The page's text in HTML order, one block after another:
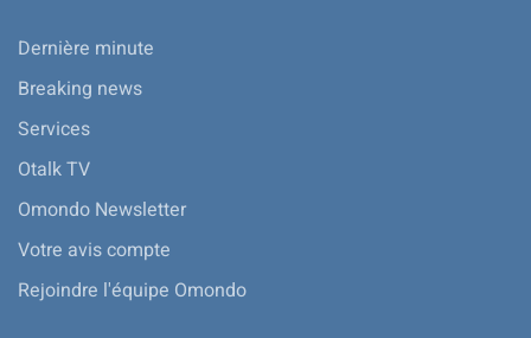
Dernière minute
Breaking news
Services
Otalk TV
Omondo Newsletter
Votre avis compte
Rejoindre l'équipe Omondo